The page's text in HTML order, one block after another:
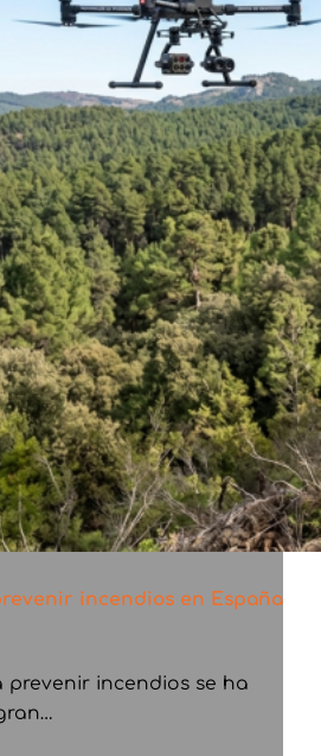
incendios en España
incendios se ha